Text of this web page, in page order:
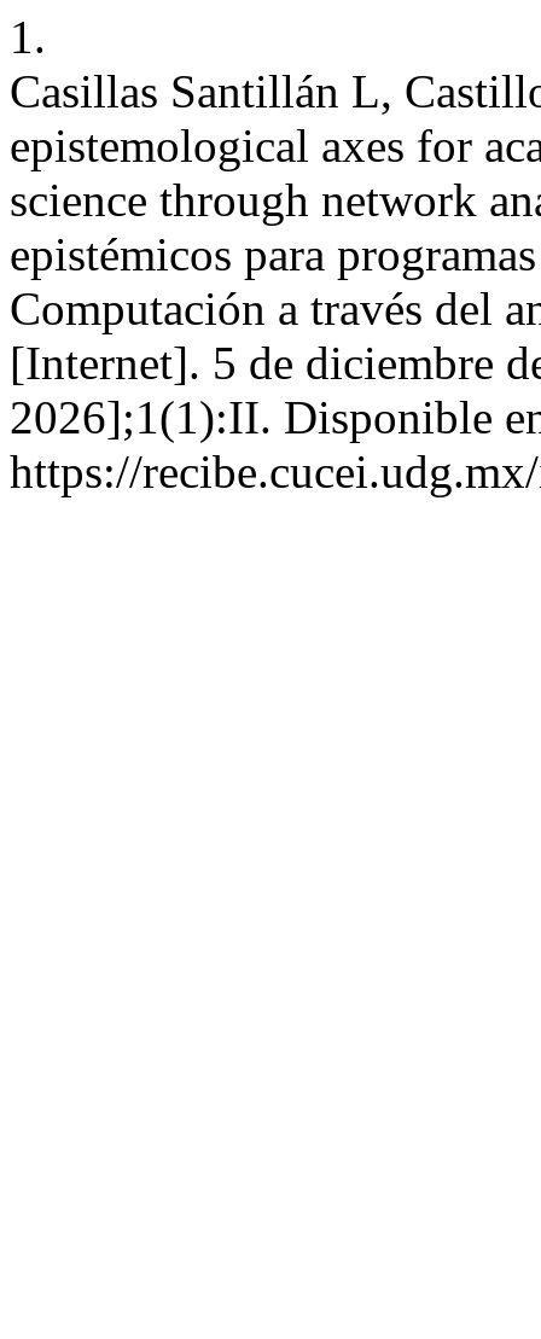
1.
Casillas Santillán L,
epistemological axes for
science through network
epistémicos para
Computación a través del
[Internet]. 5 de diciembre
2026];1(1):II. Disponible
https://